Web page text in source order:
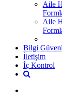
Aile
Aile
Bilgi
İletişim
İç Kontrol